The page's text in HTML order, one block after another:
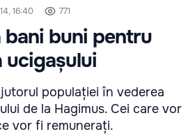
16:40 771
bani buni pentru
ucigașului
populației în vederea
de la Hagimus. Cei care vor
vor fi remunerați.